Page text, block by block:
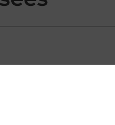
de Poste ?